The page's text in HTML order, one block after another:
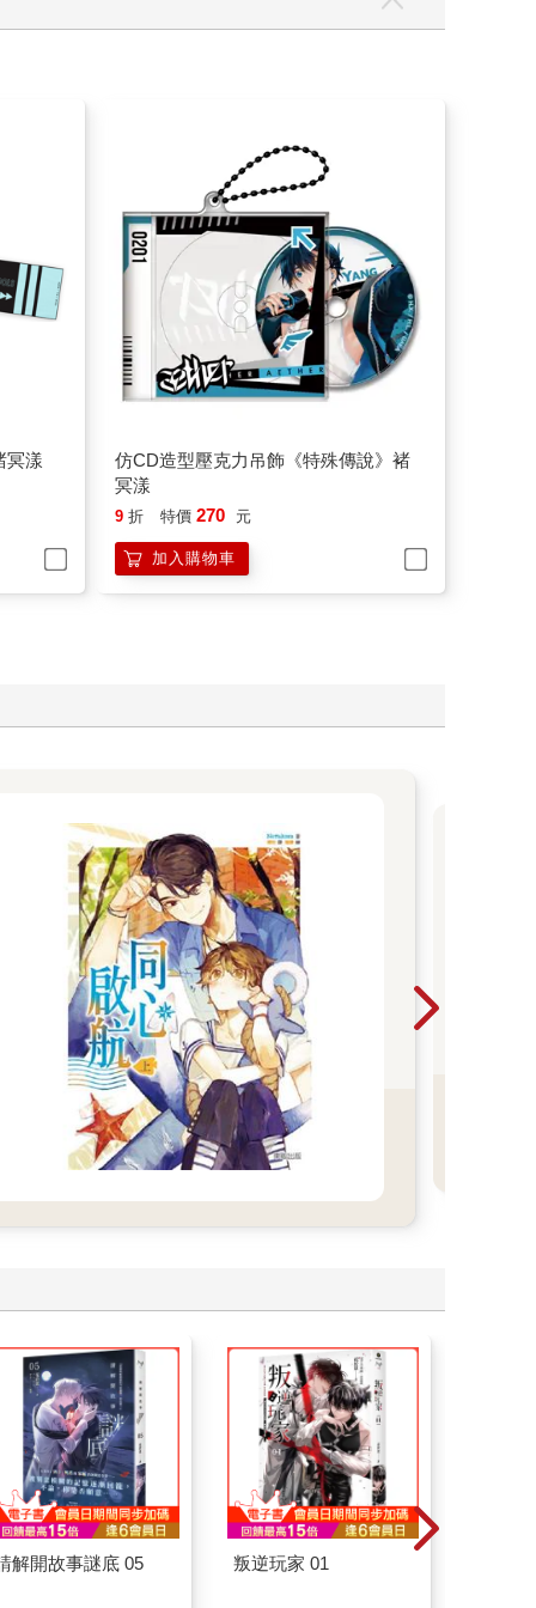
冥漾
仿CD造型壓克力吊飾《特殊傳說》褚
冥漾
9 折 特價 270 元
加入購物車
解開故事謎底 05 叛逆玩家 01